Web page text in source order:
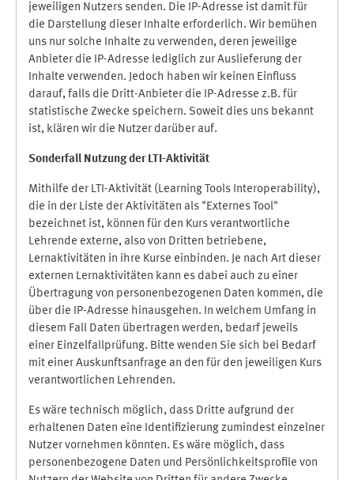
jeweiligen Nutzers senden. Die IP-Adresse ist damit für
die Darstellung dieser Inhalte erforderlich. Wir bemühen
uns nur solche Inhalte zu verwenden, deren jeweilige
Anbieter die IP-Adresse lediglich zur Auslieferung der
Inhalte verwenden. Jedoch haben wir keinen Einfluss
darauf, falls die Dritt-Anbieter die IP-Adresse z.B. für
statistische Zwecke speichern. Soweit dies uns bekannt
ist, klären wir die Nutzer darüber auf.
Sonderfall Nutzung der LTI-Aktivität
Mithilfe der LTI-Aktivität (Learning Tools Interoperability),
die in der Liste der Aktivitäten als "Externes Tool"
bezeichnet ist, können für den Kurs verantwortliche
Lehrende externe, also von Dritten betriebene,
Lernaktivitäten in ihre Kurse einbinden. Je nach Art dieser
externen Lernaktivitäten kann es dabei auch zu einer
Übertragung von personenbezogenen Daten kommen, die
über die IP-Adresse hinausgehen. In welchem Umfang in
diesem Fall Daten übertragen werden, bedarf jeweils
einer Einzelfallprüfung. Bitte wenden Sie sich bei Bedarf
mit einer Auskunftsanfrage an den für den jeweiligen Kurs
verantwortlichen Lehrenden.
Es wäre technisch möglich, dass Dritte aufgrund der
erhaltenen Daten eine Identifizierung zumindest einzelner
Nutzer vornehmen könnten. Es wäre möglich, dass
personenbezogene Daten und Persönlichkeitsprofile von